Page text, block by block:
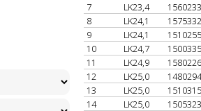
7
LK23,4
8
LK24,1
9
LK24,1
10
LK24,7
11
LK24,9
12
LK25,0
13
LK25,0
14
LK25,0